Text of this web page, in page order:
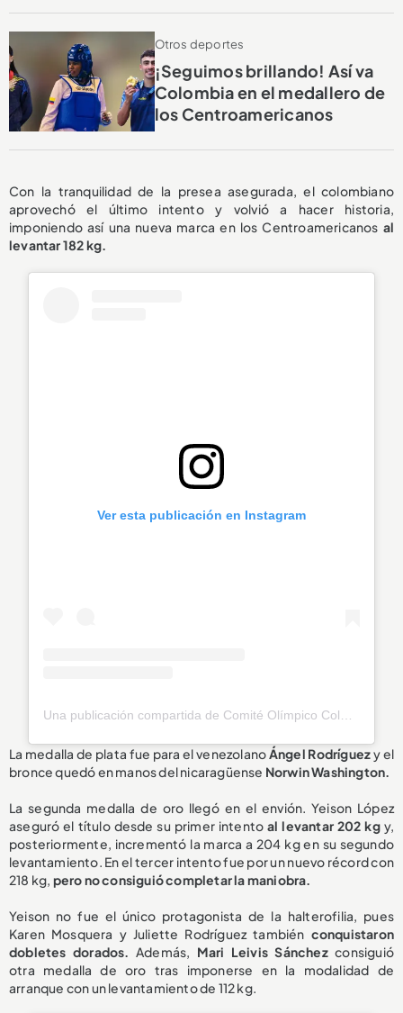
Otros deportes
¡Seguimos brillando! Así va
Colombia en el medallero de
los Centroamericanos
Con la tranquilidad de la presea asegurada, el colombiano
aprovechó el último intento y volvió a hacer historia,
imponiendo así una nueva marca en los Centroamericanos al
levantar 182 kg.
Ver esta publicación en Instagram
La medalla de plata fue para el venezolanoÁngel Rodríguezy el
bronce quedó en manos del nicaragüense Norwin Washington.
La segunda medalla de oro llegó en el envión. Yeison López
aseguró el título desde su primer intentoal levantar 202 kg y,
posteriormente, incrementó la marca a 204 kg en su segundo
levantamiento. En el tercer intento fue por un nuevo récord con
218 kg, pero no consiguió completar la maniobra.
Yeison no fue el único protagonista de la halterofilia, pues
Karen Mosquera y Juliette Rodríguez también conquistaron
dobletes dorados. Además, Mari Leivis Sánchezconsiguió
otra medalla de oro tras imponerse en la modalidad de
arranque con un levantamiento de 112 kg.